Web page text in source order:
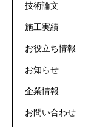
技術論文
施工実績
お役立ち情報
お知らせ
企業情報
お問い合わせ